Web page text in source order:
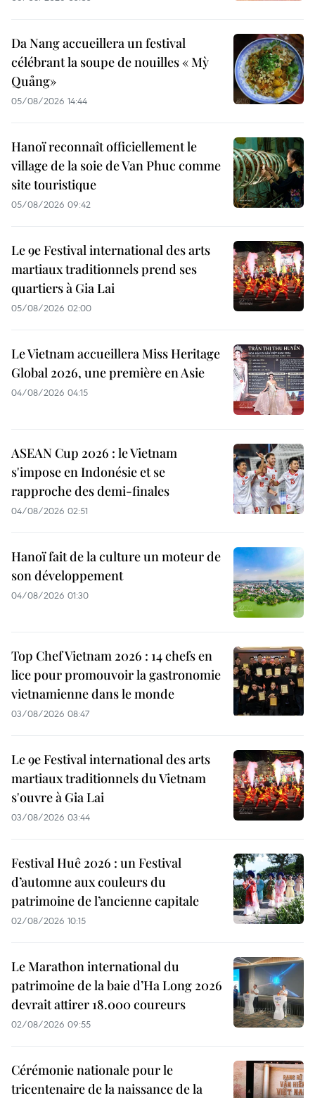
Da Nang accueillera un festival
célébrant la soupe de nouilles « Mỳ
Quảng»
05/08/2026 14:44
Hanoï reconnaît officiellement le
village de la soie de Van Phuc comme
site touristique
05/08/2026 09:42
Le 9e Festival international des arts
martiaux traditionnels prend ses
quartiers à Gia Lai
05/08/2026 02:00
Le Vietnam accueillera Miss Heritage
Global 2026, une première en Asie
04/08/2026 04:15
ASEAN Cup 2026 : le Vietnam
s'impose en Indonésie et se
rapproche des demi-finales
04/08/2026 02:51
Hanoï fait de la culture un moteur de
son développement
04/08/2026 01:30
Top Chef Vietnam 2026 : 14 chefs en
lice pour promouvoir la gastronomie
vietnamienne dans le monde
03/08/2026 08:47
Le 9e Festival international des arts
martiaux traditionnels du Vietnam
s'ouvre à Gia Lai
03/08/2026 03:44
Festival Huê 2026 : un Festival
d’automne aux couleurs du
patrimoine de l’ancienne capitale
02/08/2026 10:15
Le Marathon international du
patrimoine de la baie d’Ha Long 2026
devrait attirer 18.000 coureurs
02/08/2026 09:55
Cérémonie nationale pour le
tricentenaire de la naissance de la